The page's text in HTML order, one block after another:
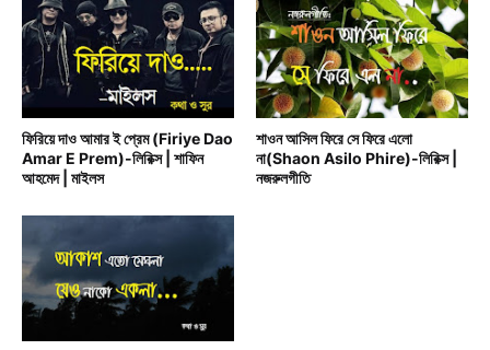
BAND MUSIC
ফিরিয়ে দাও আমার ই প্রেম (Firiye Dao
Amar E Prem)-লিরিক্স | শাফিন
আহমেদ | মাইলস
BENGALI RAIN SONG
শাওন আসিল ফিরে সে ফিরে এলো
না(Shaon Asilo Phire)-লিরিক্স |
নজরুলগীতি